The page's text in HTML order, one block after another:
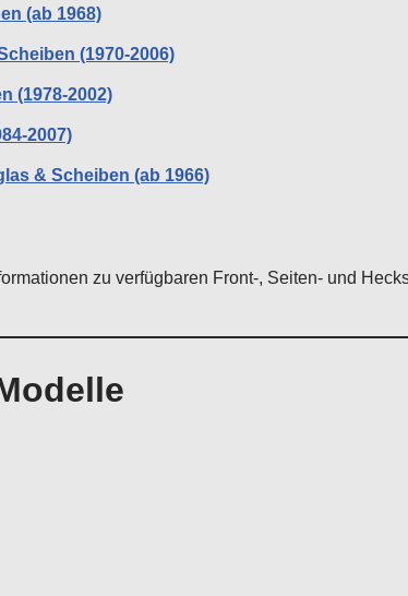
(ab 1968)
(1970-2006)
(1978-2002)
2007)
& Scheiben (ab 1966)
zu verfügbaren Front-, Seiten- und